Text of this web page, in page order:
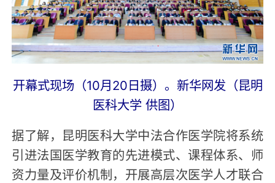
开幕式现场（10月20日摄）。新华网发（昆明
医科大学 供图）
据了解，昆明医科大学中法合作医学院将系统
引进法国医学教育的先进模式、课程体系、师
资力量及评价机制，开展高层次医学人才联合